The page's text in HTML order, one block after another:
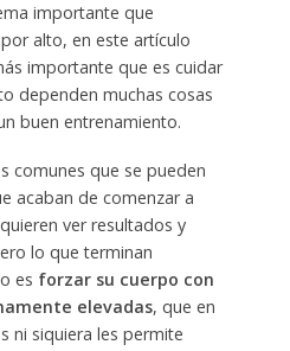
importante que
alto, en este artículo
importante que es cuidar
dependen muchas cosas
buen entrenamiento.
comunes que se pueden
acaban de comenzar a
ver resultados y
lo que terminan
es forzar su cuerpo con
elevadas, que en
ni siquiera les permite